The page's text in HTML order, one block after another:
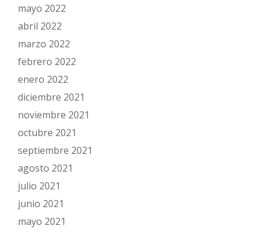
mayo 2022
abril 2022
marzo 2022
febrero 2022
enero 2022
diciembre 2021
noviembre 2021
octubre 2021
septiembre 2021
agosto 2021
julio 2021
junio 2021
mayo 2021